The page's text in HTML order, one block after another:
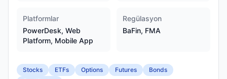
Platformlar
PowerDesk, Web
Platform, Mobile App
Regülasyon
BaFin, FMA
Stocks ETFs Options Futures
Bonds